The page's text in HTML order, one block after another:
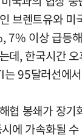
브렌트유와 미
7% 이상 급등
데, 한국시간
95달러선에
협 봉쇄가 장기
에 가속화될